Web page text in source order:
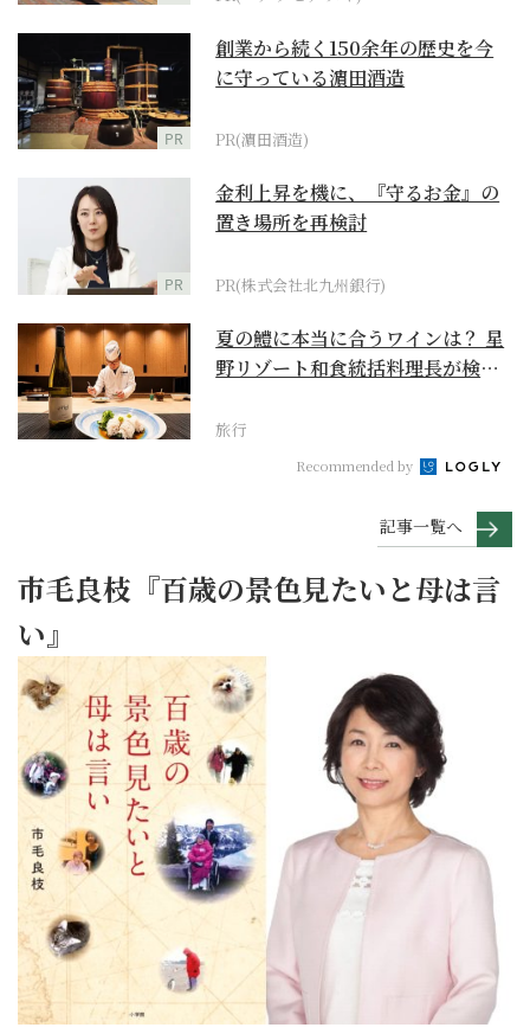
PR
創業から続く150余年の歴史を今
に守っている濵田酒造
PR(濵田酒造)
PR
金利上昇を機に、『守るお金』の
置き場所を再検討
PR(株式会社北九州銀行)
夏の鱧に本当に合うワインは？ 星
野リゾート和食統括料理長が検証
旅行
Recommended by
記事一覧へ
市毛良枝『百歳の景色見たいと母は言
い』